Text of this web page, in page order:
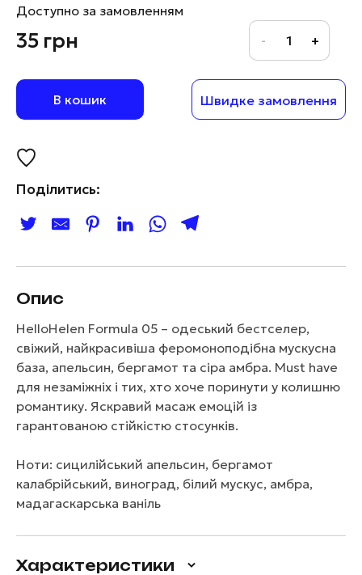
Доступно за замовленням
35 грн
В кошик Швидке замовлення
Поділитись:
Опис
HelloHelen Formula 05 – одеський бестселер,
свіжий, найкрасивіша феромоноподібна мускусна
база, апельсин, бергамот та сіра амбра. Must have
для незаміжніх і тих, хто хоче поринути у колишню
романтику. Яскравий масаж емоцій із
гарантованою стійкістю стосунків.
Ноти: сицилійський апельсин, бергамот
калабрійський, виноград, білий мускус, амбра,
мадагаскарська ваніль
Характеристики